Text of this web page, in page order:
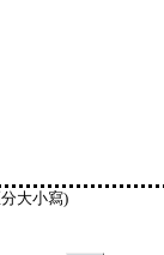
大小寫)